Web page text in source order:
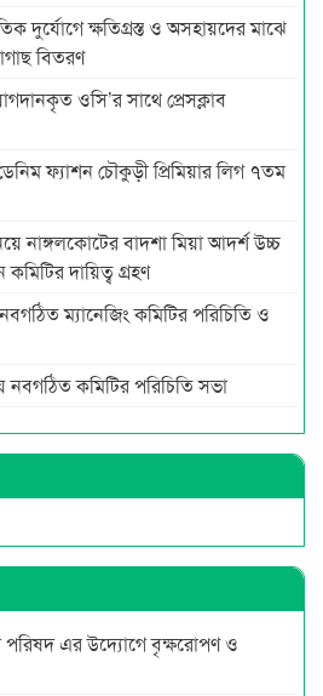
দুর্যোগে ক্ষতিগ্রস্ত ও অসহায়দের মাঝে
বিতরণ
ওসি’র সাথে প্রেসক্লাব
ফ্যাশন চৌকুড়ী প্রিমিয়ার লিগ ৭তম
নাঙ্গলকোটের বাদশা মিয়া আদর্শ উচ্চ
দায়িত্ব গ্রহণ
ম্যানেজিং কমিটির পরিচিতি ও
নবগঠিত কমিটির পরিচিতি সভা
পরিষদ এর উদ্যোগে বৃক্ষরোপণ ও